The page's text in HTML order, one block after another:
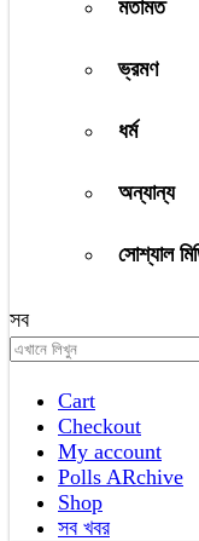
মতামত
ভ্রমণ
ধর্ম
অন্যান্য
সোশ্যাল
সব
Cart
Checkout
My account
Polls ARchive
Shop
সব খবর